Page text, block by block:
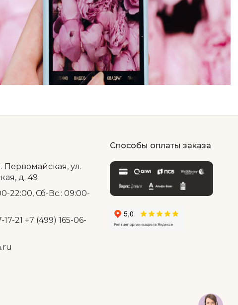
Первомайская, ул.
д. 49
22:00, Сб-Вс.: 09:00-
21 +7 (499) 165-06-
Способы оплаты заказа